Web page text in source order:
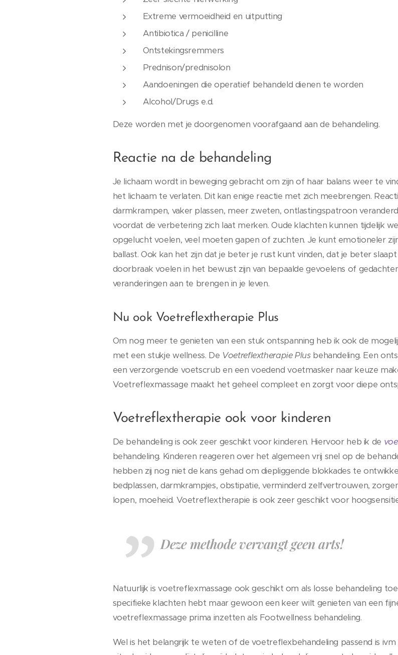
Extreme vermoeidheid en uitputting
Antibiotica / penicilline
Ontstekingsremmers
Prednison/prednisolon
Aandoeningen die operatief behandeld dienen te worden
Alcohol/Drugs e.d.
Deze worden met je doorgenomen voorafgaand aan de behandeling.
Reactie na de behandeling
Je lichaam wordt in beweging gebracht om zijn of haar balans weer te
het lichaam te verlaten. Dit kan enige reactie met zich meebrengen.
darmkrampen, vaker plassen, meer zweten, ontlastingspatroon
voordat de verbetering zich laat merken. Oude klachten kunnen tijdelijk
opgelucht voelen, veel moeten gapen of zuchten. Je kunt emotioneler
ballast. Ook kan het zijn dat je beter je rust kunt vinden, dat je beter
doorbraak voelen in het bewust zijn van bepaalde gevoelens of
veranderingen aan te brengen in je leven.
Nu ook Voetreflextherapie Plus
Om nog meer te genieten van een stuk ontspanning heb ik ook de
met een stukje wellness. De Voetreflextherapie Plusbehandeling. Een
een verzorgende voetscrub en een voedend voetmasker naar keuze
Voetreflexmassage maakt het geheel compleet en zorgt voor diepe
Voetreflextherapie ook voor kinderen
De behandeling is ook zeer geschikt voor kinderen. Hiervoor heb ik de
behandeling. Kinderen reageren over het algemeen vrij snel op de
hebben zij nog niet de kans gehad om diepliggende blokkades te
bedplassen, darmkrampjes, obstipatie, verminderd zelfvertrouwen,
lopen, moeheid. Voetreflextherapie is ook zeer geschikt voor
Deze methode vervangt geen arts!
Natuurlijk is voetreflexmassage ook geschikt om als losse behandeling
specifieke klachten hebt maar gewoon een keer wilt genieten van een
voetreflexmassage prima inzetten als Footwellness behandeling.
Wel is het belangrijk te weten of de voetreflexbehandeling passend is